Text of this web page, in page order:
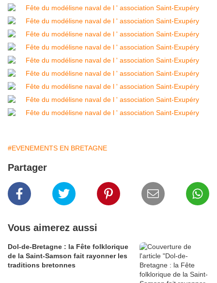
#EVENEMENTS EN BRETAGNE
Partager
Vous aimerez aussi
Dol-de-Bretagne : la Fête folklorique
de la Saint-Samson fait rayonner les
traditions bretonnes